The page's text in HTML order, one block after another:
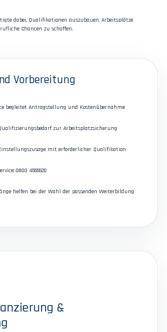
dabei, Qualifikationen auszubauen, Arbeitsplätze
Chancen zu schaffen.
Vorbereitung
begleitet Antragstellung und Kostenübernahme
zur Arbeitsplatzsicherung
mit erforderlicher Qualifikation
0800 4555520
helfen bei der Wahl der passenden Weiterbildung
&